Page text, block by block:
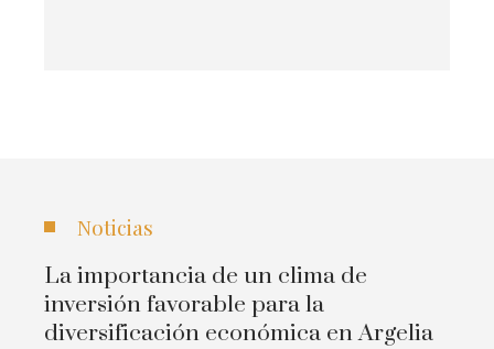
Noticias
La importancia de un clima de
inversión favorable para la
diversificación económica en Argelia